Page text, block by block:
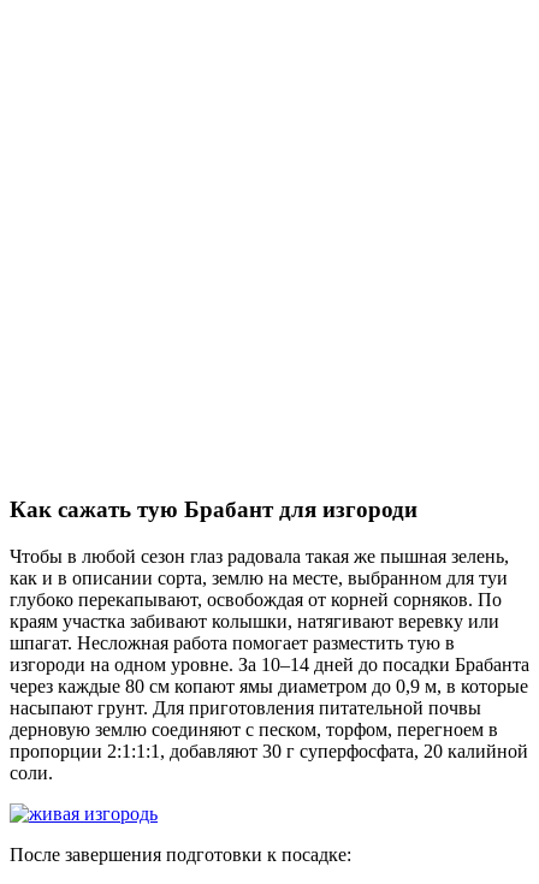
Как сажать тую Брабант для изгороди
Чтобы в любой сезон глаз радовала такая же пышная зелень,
как и в описании сорта, землю на месте, выбранном для туи
глубоко перекапывают, освобождая от корней сорняков. По
краям участка забивают колышки, натягивают веревку или
шпагат. Несложная работа помогает разместить тую в
изгороди на одном уровне. За 10–14 дней до посадки Брабанта
через каждые 80 см копают ямы диаметром до 0,9 м, в которые
насыпают грунт. Для приготовления питательной почвы
дерновую землю соединяют с песком, торфом, перегноем в
пропорции 2:1:1:1, добавляют 30 г суперфосфата, 20 калийной
соли.
После завершения подготовки к посадке: